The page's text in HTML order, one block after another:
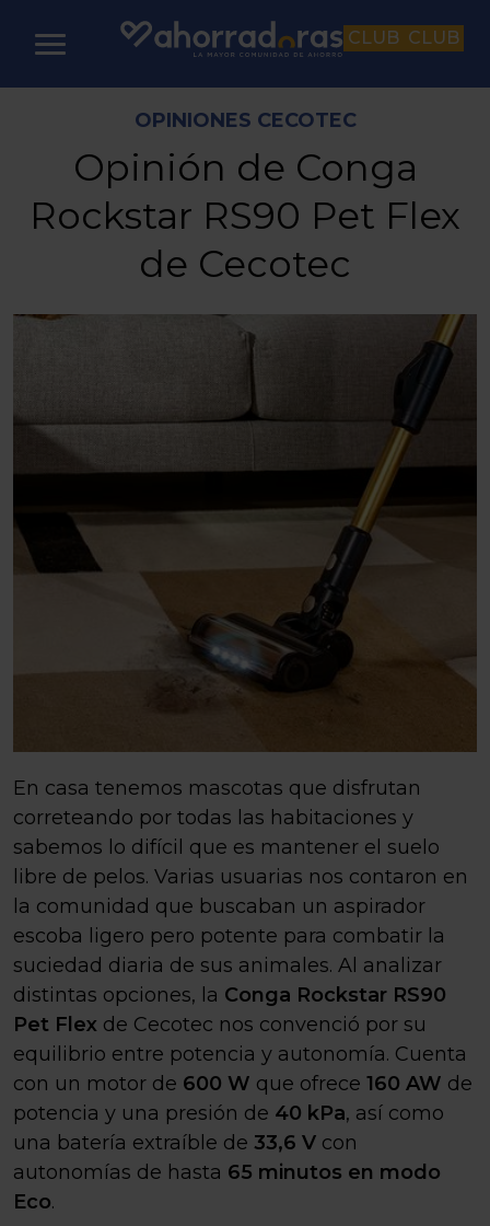
CLUB CLUB
OPINIONES CECOTEC
Opinión de Conga
Rockstar RS90 Pet Flex
de Cecotec
En casa tenemos mascotas que disfrutan
correteando por todas las habitaciones y
sabemos lo difícil que es mantener el suelo
libre de pelos. Varias usuarias nos contaron en
la comunidad que buscaban un aspirador
escoba ligero pero potente para combatir la
suciedad diaria de sus animales. Al analizar
distintas opciones, la Conga Rockstar RS90
Pet Flex de Cecotec nos convenció por su
equilibrio entre potencia y autonomía. Cuenta
con un motor de 600 W que ofrece 160 AW de
potencia y una presión de 40 kPa, así como
una batería extraíble de 33,6 V con
autonomías de hasta 65 minutos en modo
Eco.